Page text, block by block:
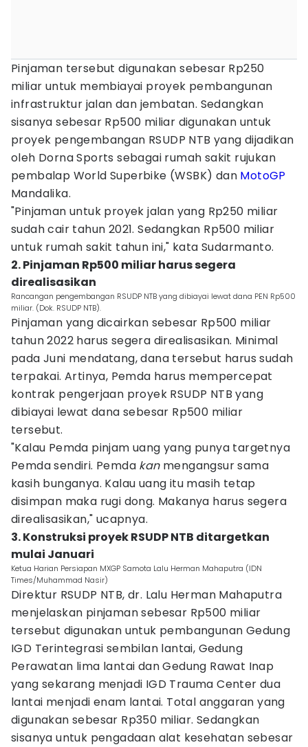
Pinjaman tersebut digunakan sebesar Rp250
miliar untuk membiayai proyek pembangunan
infrastruktur jalan dan jembatan. Sedangkan
sisanya sebesar Rp500 miliar digunakan untuk
proyek pengembangan RSUDP NTB yang dijadikan
oleh Dorna Sports sebagai rumah sakit rujukan
pembalap World Superbike (WSBK) dan MotoGP
Mandalika.
"Pinjaman untuk proyek jalan yang Rp250 miliar
sudah cair tahun 2021. Sedangkan Rp500 miliar
untuk rumah sakit tahun ini," kata Sudarmanto.
2. Pinjaman Rp500 miliar harus segera
direalisasikan
Rancangan pengembangan RSUDP NTB yang dibiayai lewat dana PEN Rp500
miliar. (Dok. RSUDP NTB).
Pinjaman yang dicairkan sebesar Rp500 miliar
tahun 2022 harus segera direalisasikan. Minimal
pada Juni mendatang, dana tersebut harus sudah
terpakai. Artinya, Pemda harus mempercepat
kontrak pengerjaan proyek RSUDP NTB yang
dibiayai lewat dana sebesar Rp500 miliar
tersebut.
"Kalau Pemda pinjam uang yang punya targetnya
Pemda sendiri. Pemda kanmengangsur sama
kasih bunganya. Kalau uang itu masih tetap
disimpan maka rugi dong. Makanya harus segera
direalisasikan," ucapnya.
3. Konstruksi proyek RSUDP NTB ditargetkan
mulai Januari
Ketua Harian Persiapan MXGP Samota Lalu Herman Mahaputra (IDN
Times/Muhammad Nasir)
Direktur RSUDP NTB, dr. Lalu Herman Mahaputra
menjelaskan pinjaman sebesar Rp500 miliar
tersebut digunakan untuk pembangunan Gedung
IGD Terintegrasi sembilan lantai, Gedung
Perawatan lima lantai dan Gedung Rawat Inap
yang sekarang menjadi IGD Trauma Center dua
lantai menjadi enam lantai. Total anggaran yang
digunakan sebesar Rp350 miliar. Sedangkan
sisanya untuk pengadaan alat kesehatan sebesar